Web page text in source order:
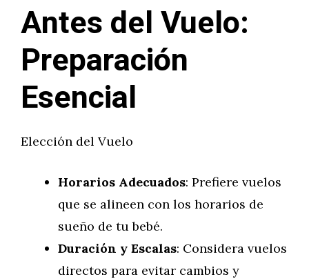
Antes del Vuelo:
Preparación
Esencial
Elección del Vuelo
Horarios Adecuados: Prefiere vuelos
que se alineen con los horarios de
sueño de tu bebé.
Duración y Escalas: Considera vuelos
directos para evitar cambios y